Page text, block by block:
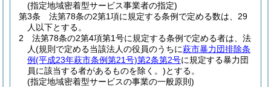
(指定地域密着型サービス事業者の指定)
第3条
法第78条の2第1項に規定する条例で定める数は、29
人以下とする。
2
法第78条の2第4項第1号に規定する条例で定める者は、法
人(規則で定める当該法人の役員のうちに萩市暴力団排除条
例(平成23年萩市条例第21号)第2条第2号に規定する暴力団
員に該当する者があるものを除く。)とする。
(指定地域密着型サービスの事業の一般原則)